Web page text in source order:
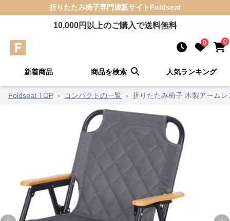
折りたたみ椅子専門通販サイト Foldseat
10,000円以上のご購入で送料無料
0 0
新着商品 商品を検索 人気ランキング
Foldseat TOP › コンパクトの一覧 › 折りたたみ椅子 木製アーム